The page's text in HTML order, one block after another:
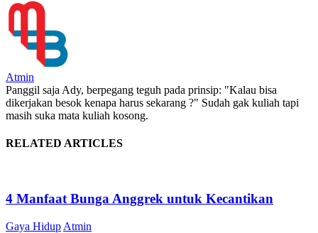
Atmin
Panggil saja Ady, berpegang teguh pada prinsip: "Kalau bisa
dikerjakan besok kenapa harus sekarang ?" Sudah gak kuliah tapi
masih suka mata kuliah kosong.
RELATED ARTICLES
4 Manfaat Bunga Anggrek untuk Kecantikan
Gaya Hidup Atmin